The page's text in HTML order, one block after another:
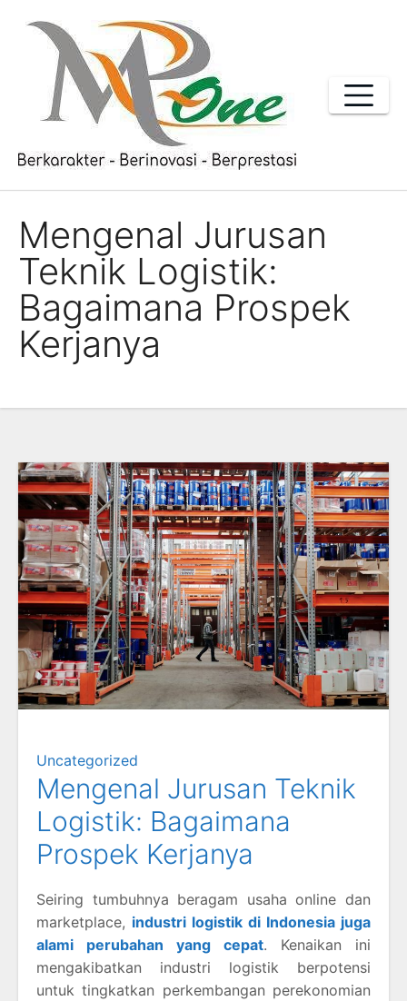
Mengenal Jurusan
Teknik Logistik:
Bagaimana Prospek
Kerjanya
Uncategorized
Mengenal Jurusan Teknik
Logistik: Bagaimana
Prospek Kerjanya
Seiring tumbuhnya beragam usaha online dan
marketplace, industri logistik di Indonesia juga
alami perubahan yang cepat. Kenaikan ini
mengakibatkan industri logistik berpotensi
untuk tingkatkan perkembangan perekonomian